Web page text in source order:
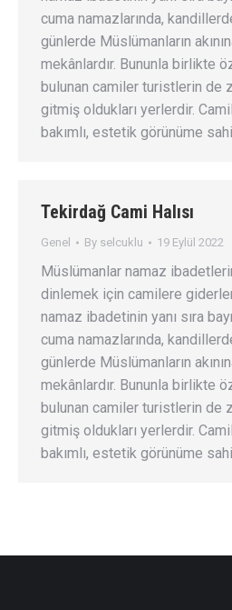
cuma namazlarında,
günlerde Müslümanların
mekânlardır. Bununla birlikte
bulunan camiler turistlerin de
gitmiş oldukları yerlerdir.
bakımlı, estetik görünüme
Tekirdağ Cami Halısı
Genel By selcuklu 19 Eylül 2022
Müslümanlar namaz
dinlemek için camilere
namaz ibadetinin yanı sıra
cuma namazlarında,
günlerde Müslümanların
mekânlardır. Bununla birlikte
bulunan camiler turistlerin de
gitmiş oldukları yerlerdir.
bakımlı, estetik görünüme